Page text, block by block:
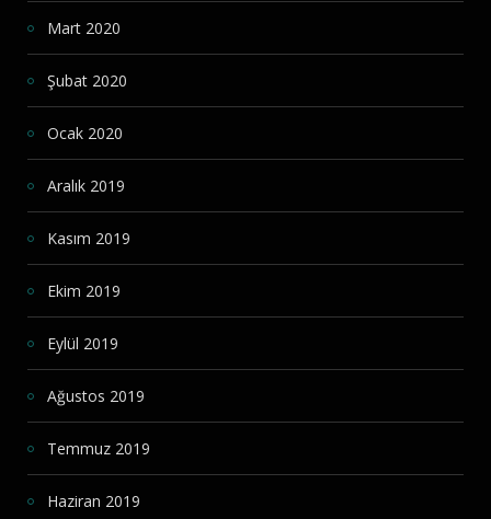
Mart 2020
Şubat 2020
Ocak 2020
Aralık 2019
Kasım 2019
Ekim 2019
Eylül 2019
Ağustos 2019
Temmuz 2019
Haziran 2019